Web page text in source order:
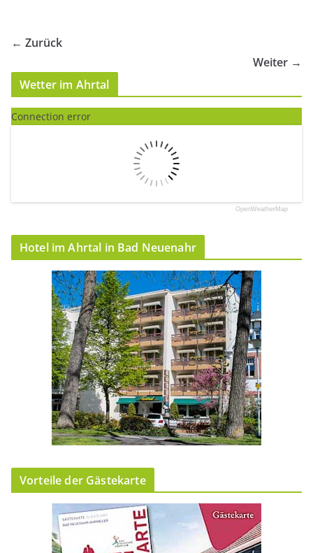
← Zurück
Weiter →
Wetter im Ahrtal
Connection error
OpenWeatherMap
Hotel im Ahrtal in Bad Neuenahr
Vorteile der Gästekarte